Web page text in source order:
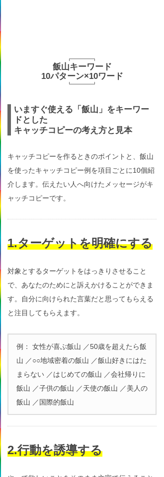
飯山キーワード
10パターン×10ワード
いますぐ使える「飯山」をキーワー
ドとした
キャッチコピーの考え方と見本
キャッチコピーを作るときのポイントと、飯山
を使ったキャッチコピー例を項目ごとに10個紹
介します。伝えたい人へ向けたメッセージがキ
ャッチコピーです。
1.ターゲットを明確にする
対象とするターゲットをはっきりさせること
で、あなたのためにと訴えかけることができま
す。自分に向けられた言葉だと思ってもらえる
と注目してもらえます。
例： 女性が喜ぶ飯山 ／50歳を超えたら飯
山 ／○○地域密着の飯山 ／飯山好きにはた
まらない ／はじめての飯山 ／会社帰りに
飯山 ／子供の飯山 ／天使の飯山 ／美人の
飯山 ／国際的飯山
2.行動を誘導する